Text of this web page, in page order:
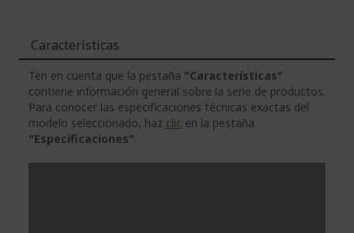
Características
Ten en cuenta que la pestaña "Características"
contiene información general sobre la serie de productos.
Para conocer las especificaciones técnicas exactas del
modelo seleccionado, haz clic en la pestaña
"Especificaciones".